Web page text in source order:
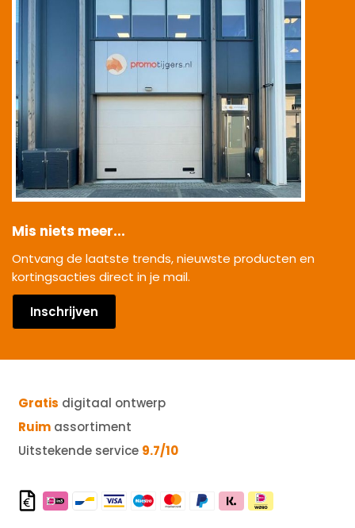
Mis niets meer...
Ontvang de laatste trends, nieuwste producten en
kortingsacties direct in je mail.
Inschrijven
Gratis digitaal ontwerp
Ruim assortiment
Uitstekende service 9.7/10